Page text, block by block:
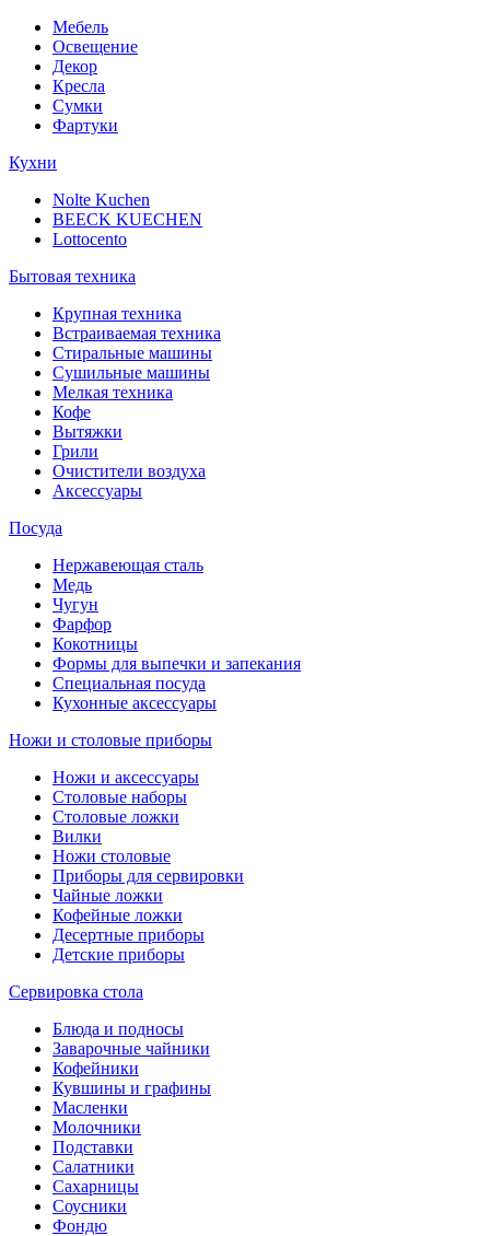
Мебель
Освещение
Декор
Кресла
Сумки
Фартуки
Кухни
Nolte Kuchen
BEECK KUECHEN
Lottocento
Бытовая техника
Крупная техника
Встраиваемая техника
Стиральные машины
Сушильные машины
Мелкая техника
Кофе
Вытяжки
Грили
Очистители воздуха
Аксессуары
Посуда
Нержавеющая сталь
Медь
Чугун
Фарфор
Кокотницы
Формы для выпечки и запекания
Специальная посуда
Кухонные аксессуары
Ножи и столовые приборы
Ножи и аксессуары
Столовые наборы
Столовые ложки
Вилки
Ножи столовые
Приборы для сервировки
Чайные ложки
Кофейные ложки
Десертные приборы
Детские приборы
Сервировка стола
Блюда и подносы
Заварочные чайники
Кофейники
Кувшины и графины
Масленки
Молочники
Подставки
Салатники
Сахарницы
Соусники
Фондю